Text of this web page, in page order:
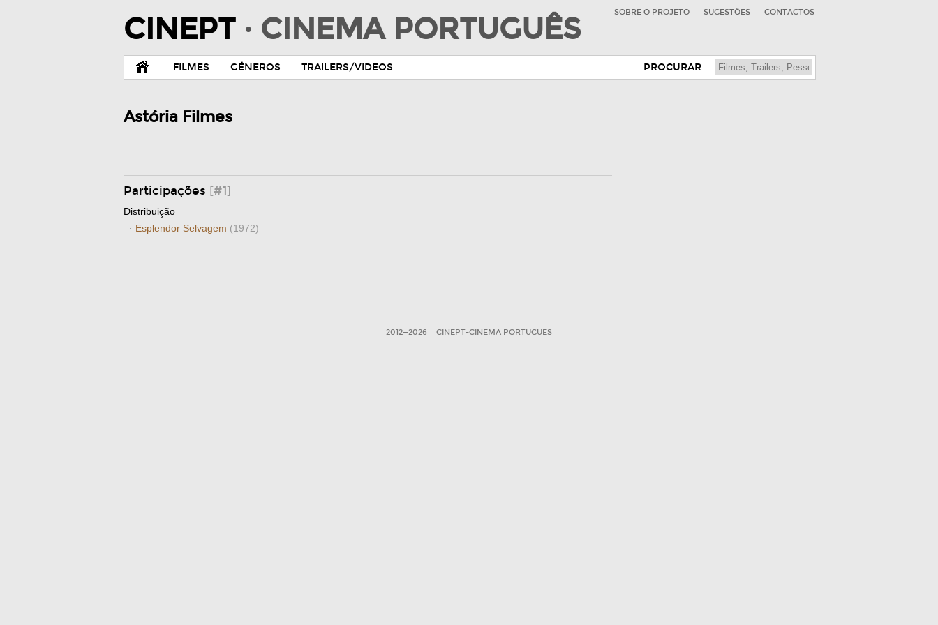
CINEPT · CINEMA PORTUGUÊS SOBRE O PROJETO SUGESTÕES CONTACTOS
FILMES GÉNEROS TRAILERS/VIDEOS PROCURAR
Astória Filmes
Participações [#1]
Distribuição
· Esplendor Selvagem (1972)
2012—2026 CINEPT-CINEMA PORTUGUES